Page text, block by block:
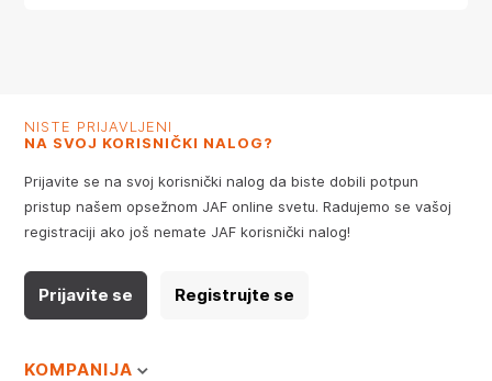
NISTE PRIJAVLJENI
NA SVOJ KORISNIČKI NALOG?
Prijavite se na svoj korisnički nalog da biste dobili potpun
pristup našem opsežnom JAF online svetu. Radujemo se vašoj
registraciji ako još nemate JAF korisnički nalog!
Prijavite se Registrujte se
KOMPANIJA